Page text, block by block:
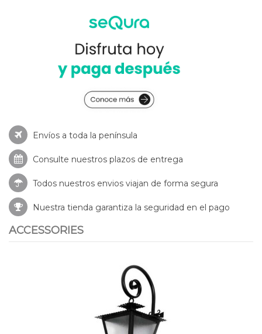
Envíos a toda la península
Consulte nuestros plazos de entrega
Todos nuestros envios viajan de forma segura
Nuestra tienda garantiza la seguridad en el pago
ACCESSORIES